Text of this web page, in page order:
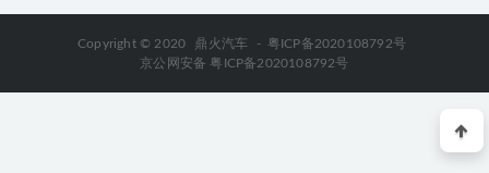
Copyright © 2020 鼎火汽车 - 粤ICP备2020108792号
京公网安备 粤ICP备2020108792号